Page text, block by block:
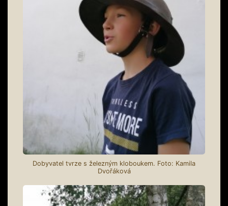
Dobyvatel tvrze s železným kloboukem. Foto: Kamila
Dvořáková